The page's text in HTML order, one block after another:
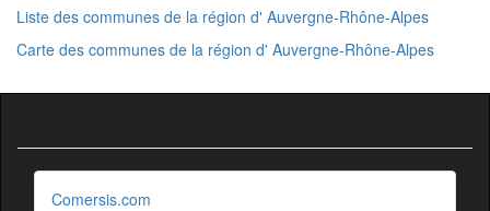
Liste des communes de la région d' Auvergne-Rhône-Alpes
Carte des communes de la région d' Auvergne-Rhône-Alpes
Comersis.com